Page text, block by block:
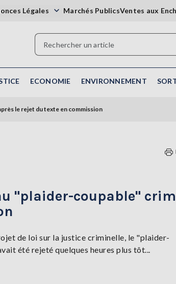
Légales Marchés PublicsVentes aux
ECONOMIE ENVIRONNEMENT
le rejet du texte en commission
"plaider-coupable"
de loi sur la justice criminelle, le "plaider-
été rejeté quelques heures plus tôt...